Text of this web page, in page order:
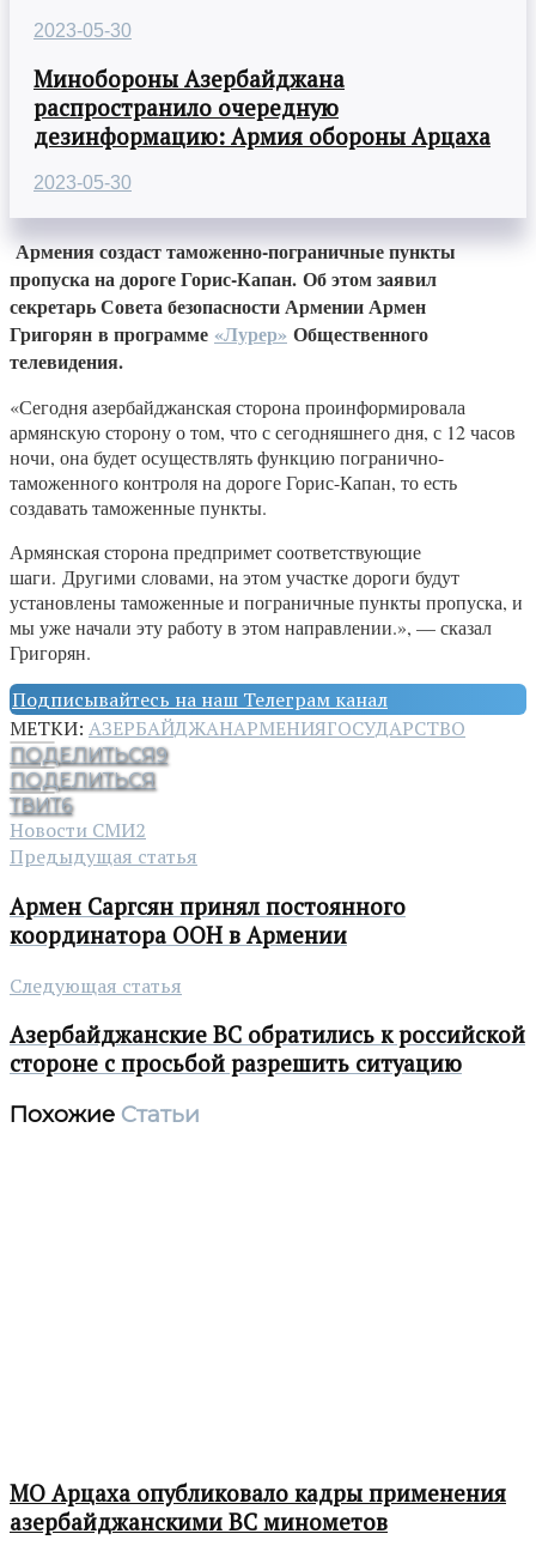
2023-05-30
Минобороны Азербайджана
распространило очередную
дезинформацию: Армия обороны Арцаха
2023-05-30
Армения создаст таможенно-пограничные пункты
пропуска на дороге Горис-Капан. Об этом заявил
секретарь Совета безопасности Армении Армен
Григорян в программе «Лурер» Общественного
телевидения.
«Сегодня азербайджанская сторона проинформировала
армянскую сторону о том, что с сегодняшнего дня, с 12 часов
ночи, она будет осуществлять функцию погранично-
таможенного контроля на дороге Горис-Капан, то есть
создавать таможенные пункты.
Армянская сторона предпримет соответствующие
шаги. Другими словами, на этом участке дороги будут
установлены таможенные и пограничные пункты пропуска, и
мы уже начали эту работу в этом направлении.», — сказал
Григорян.
Подписывайтесь на наш Телеграм канал
МЕТКИ: АЗЕРБАЙДЖАНАРМЕНИЯГОСУДАРСТВО
ПОДЕЛИТЬСЯ9
ПОДЕЛИТЬСЯ
ТВИТ6
Новости СМИ2
Предыдущая статья
Армен Саргсян принял постоянного
координатора ООН в Армении
Следующая статья
Азербайджанские ВС обратились к российской
стороне с просьбой разрешить ситуацию
Похожие Статьи
МО Арцаха опубликовало кадры применения
азербайджанскими ВС минометов